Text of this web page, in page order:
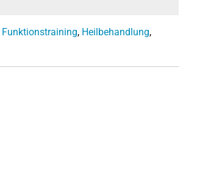
Funktionstraining, Heilbehandlung,